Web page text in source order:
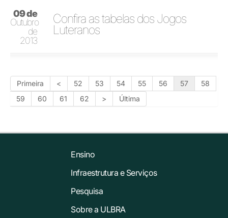
09 de
Outubro
de
2013
Confira as tabelas dos Jogos
Luteranos
Primeira < 52 53 54 55 56 57
58
59
60 61 62 > Última
Ensino
Infraestrutura e Serviços
Pesquisa
Sobre a ULBRA